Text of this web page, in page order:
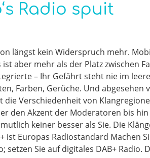
Radio spuit
längst kein Widerspruch mehr.
aber mehr als der Platz zwischen
– Ihr Gefährt steht nie im
Farben, Gerüche. Und abgesehen
Verschiedenheit von
den Akzent der Moderatoren bis
keiner besser als Sie. Die
ist Europas Radiostandard Machen
setzen Sie auf digitales DAB+ Radio.